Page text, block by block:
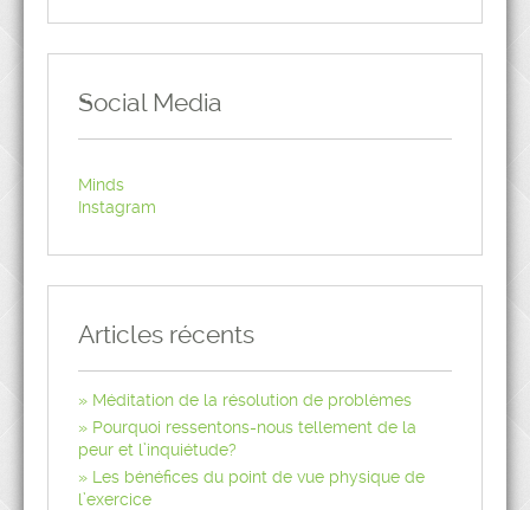
Social Media
Minds
Instagram
Articles récents
Méditation de la résolution de problèmes
Pourquoi ressentons-nous tellement de la
peur et l’inquiétude?
Les bénéfices du point de vue physique de
l’exercice